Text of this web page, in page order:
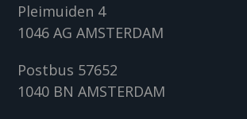
Pleimuiden 4
1046 AG AMSTERDAM
Postbus 57652
1040 BN AMSTERDAM